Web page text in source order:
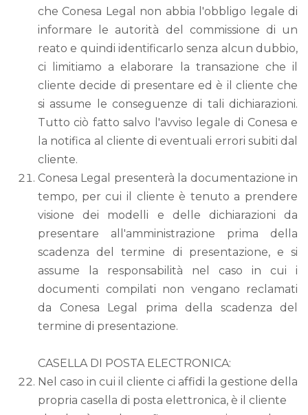
che Conesa Legal non abbia l'obbligo legale di
informare le autorità del commissione di un
reato e quindi identificarlo senza alcun dubbio,
ci limitiamo a elaborare la transazione che il
cliente decide di presentare ed è il cliente che
si assume le conseguenze di tali dichiarazioni.
Tutto ciò fatto salvo l'avviso legale di Conesa e
la notifica al cliente di eventuali errori subiti dal
cliente.
Conesa Legal presenterà la documentazione in
tempo, per cui il cliente è tenuto a prendere
visione dei modelli e delle dichiarazioni da
presentare all'amministrazione prima della
scadenza del termine di presentazione, e si
assume la responsabilità nel caso in cui i
documenti compilati non vengano reclamati
da Conesa Legal prima della scadenza del
termine di presentazione.
CASELLA DI POSTA ELECTRONICA:
Nel caso in cui il cliente ci affidi la gestione della
propria casella di posta elettronica, è il cliente